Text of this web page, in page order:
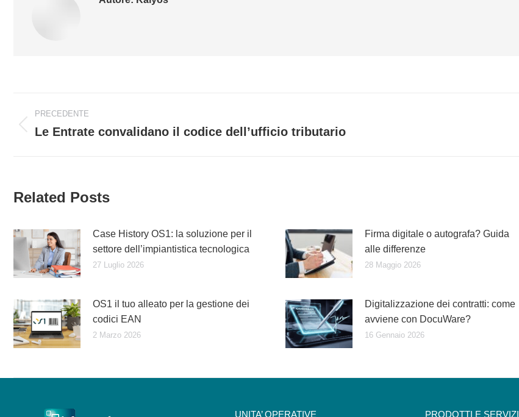
Naviga
tra
post
PRECEDENTE
Post
Le Entrate convalidano il codice dell’ufficio tributario
Related Posts
Case History OS1: la soluzione per il
settore dell’impiantistica tecnologica
27 Luglio 2026
Firma digitale o autografa? Guida
alle differenze
28 Maggio 2026
OS1 il tuo alleato per la gestione dei
codici EAN
2 Marzo 2026
Digitalizzazione dei contratti: come
avviene con DocuWare?
16 Gennaio 2026
UNITA’ OPERATIVE PRODOTTI E SERVIZI